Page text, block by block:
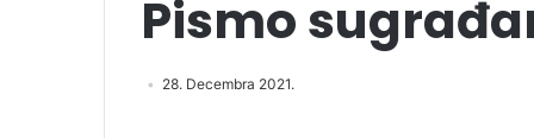
Pismo
28. Decembra 2021.